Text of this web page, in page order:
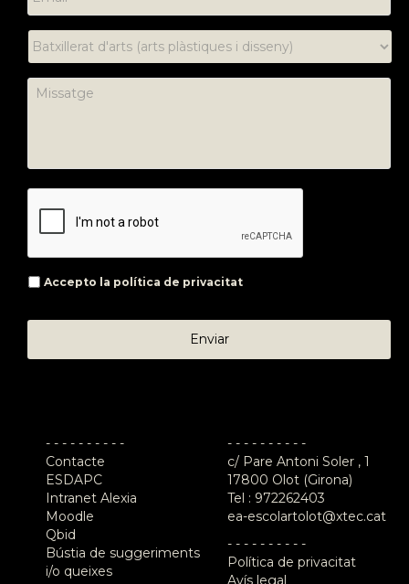
Accepto la política de privacitat
- - - - - - - - - -
Contacte
ESDAPC
Intranet Alexia
Moodle
Qbid
Bústia de suggeriments
i/o queixes
- - - - - - - - - -
c/ Pare Antoni Soler , 1
17800 Olot (Girona)
Tel : 972262403
ea-escolartolot@xtec.cat
- - - - - - - - - -
Política de privacitat
Avís legal